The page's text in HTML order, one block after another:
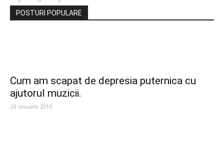
POSTURI POPULARE
Cum am scapat de depresia puternica cu
ajutorul muzicii.
24 ianuarie 2018